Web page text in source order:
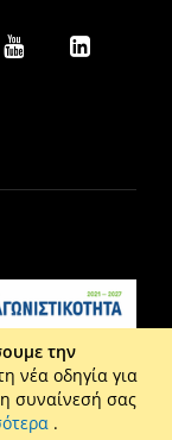
-
την
νέα οδηγία για
συναίνεσή σας
.